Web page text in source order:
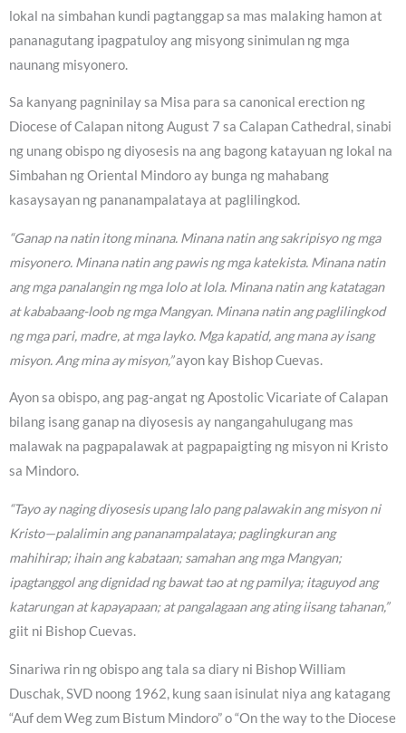
lokal na simbahan kundi pagtanggap sa mas malaking hamon at
pananagutang ipagpatuloy ang misyong sinimulan ng mga
naunang misyonero.
Sa kanyang pagninilay sa Misa para sa canonical erection ng
Diocese of Calapan nitong August 7 sa Calapan Cathedral, sinabi
ng unang obispo ng diyosesis na ang bagong katayuan ng lokal na
Simbahan ng Oriental Mindoro ay bunga ng mahabang
kasaysayan ng pananampalataya at paglilingkod.
“Ganap na natin itong minana. Minana natin ang sakripisyo ng mga
misyonero. Minana natin ang pawis ng mga katekista. Minana natin
ang mga panalangin ng mga lolo at lola. Minana natin ang katatagan
at kababaang-loob ng mga Mangyan. Minana natin ang paglilingkod
ng mga pari, madre, at mga layko. Mga kapatid, ang mana ay isang
misyon. Ang mina ay misyon,”ayon kay Bishop Cuevas.
Ayon sa obispo, ang pag-angat ng Apostolic Vicariate of Calapan
bilang isang ganap na diyosesis ay nangangahulugang mas
malawak na pagpapalawak at pagpapaigting ng misyon ni Kristo
sa Mindoro.
“Tayo ay naging diyosesis upang lalo pang palawakin ang misyon ni
Kristo—palalimin ang pananampalataya; paglingkuran ang
mahihirap; ihain ang kabataan; samahan ang mga Mangyan;
ipagtanggol ang dignidad ng bawat tao at ng pamilya; itaguyod ang
katarungan at kapayapaan; at pangalagaan ang ating iisang tahanan,”
giit ni Bishop Cuevas.
Sinariwa rin ng obispo ang tala sa diary ni Bishop William
Duschak, SVD noong 1962, kung saan isinulat niya ang katagang
“Auf dem Weg zum Bistum Mindoro” o “On the way to the Diocese